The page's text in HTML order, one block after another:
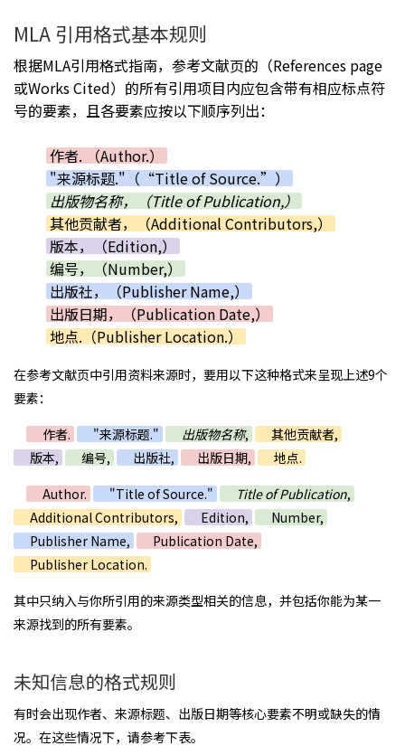
MLA 引用格式基本规则
根据MLA引用格式指南，参考文献页的（References page
或Works Cited）的所有引用项目内应包含带有相应标点符
号的要素，且各要素应按以下顺序列出：
作者. （Author.）
"来源标题."（“Title of Source.”）
出版物名称，（Title of Publication,）
其他贡献者，（Additional Contributors,）
版本，（Edition,）
编号，（Number,）
出版社，（Publisher Name,）
出版日期，（Publication Date,）
地点.（Publisher Location.）
在参考文献页中引用资料来源时，要用以下这种格式来呈现上述9个
要素：
作者.
"来源标题." 出版物名称,
其他贡献者,
版本,
编号, 出版社, 出版日期,
地点.
Author.
"Title of Source." Title of Publication,
Additional Contributors,
Edition,
Number,
Publisher Name,
Publication Date,
Publisher Location.
其中只纳入与你所引用的来源类型相关的信息，并包括你能为某一
来源找到的所有要素。
未知信息的格式规则
有时会出现作者、来源标题、出版日期等核心要素不明或缺失的情
况。在这些情况下，请参考下表。